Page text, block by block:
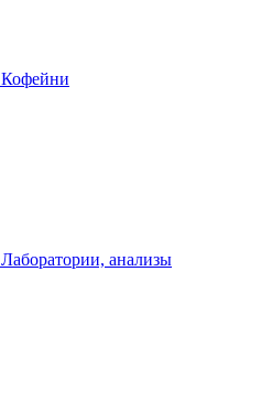
Кофейни
Лаборатории, анализы